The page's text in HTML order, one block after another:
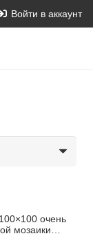
Войти в аккаунт
очень
мозаики…